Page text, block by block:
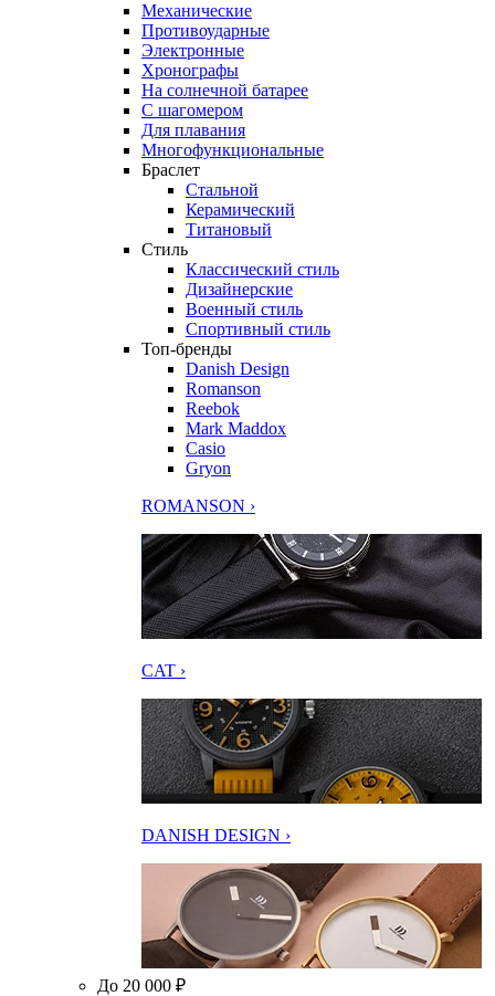
Механические
Противоударные
Электронные
Хронографы
На солнечной батарее
С шагомером
Для плавания
Многофункциональные
Браслет
Стальной
Керамический
Титановый
Стиль
Классический стиль
Дизайнерские
Военный стиль
Спортивный стиль
Топ-бренды
Danish Design
Romanson
Reebok
Mark Maddox
Casio
Gryon
ROMANSON ›
CAT ›
DANISH DESIGN ›
До 20 000 ₽